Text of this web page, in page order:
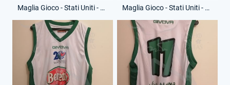
Maglia Gioco - Stati Uniti - Seattle SuperSonic - Anno 2000-01 - Shawn Kemp - 40 - (Fronte) Maglia Gioco - Stati Uniti - Seattle SuperSonic - Anno 2000-01 - Shawn Kemp - 40 - (Retro)